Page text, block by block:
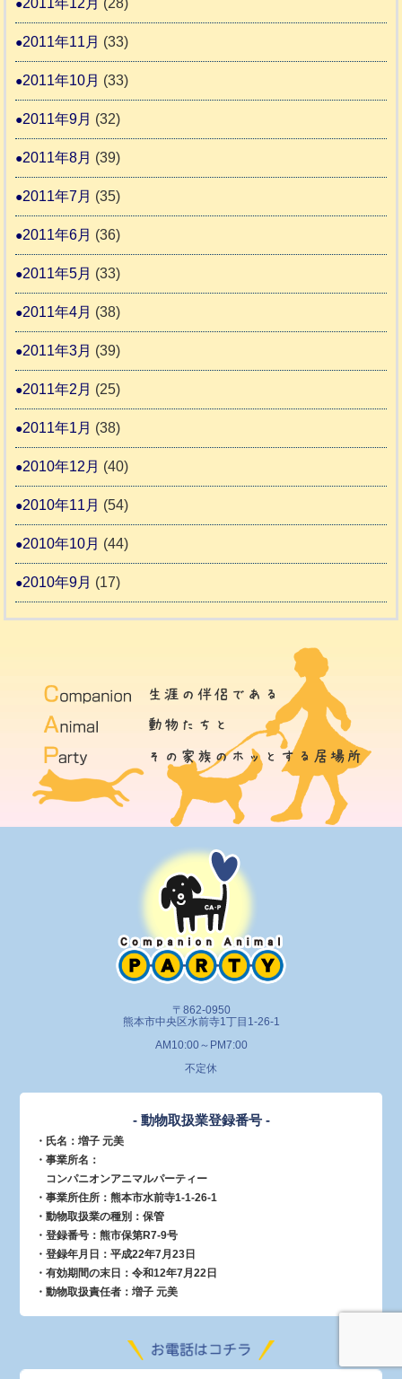
2011年11月 (33)
2011年10月 (33)
2011年9月 (32)
2011年8月 (39)
2011年7月 (35)
2011年6月 (36)
2011年5月 (33)
2011年4月 (38)
2011年3月 (39)
2011年2月 (25)
2011年1月 (38)
2010年12月 (40)
2010年11月 (54)
2010年10月 (44)
2010年9月 (17)
〒862-0950
熊本市中央区水前寺1丁目1-26-1
AM10:00～PM7:00
不定休
- 動物取扱業登録番号 -
・氏名：増子 元美
・事業所名：
コンパニオンアニマルパーティー
・事業所住所：熊本市水前寺1-1-26-1
・動物取扱業の種別：保管
・登録番号：熊市保第R7-9号
・登録年月日：平成22年7月23日
・有効期間の末日：令和12年7月22日
・動物取扱責任者：増子 元美